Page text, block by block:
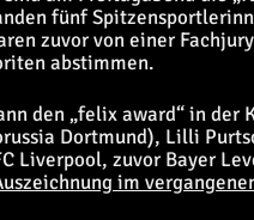
fünf
zuvor von einer
abstimmen.
den „felix award“ in
Dortmund), Lilli
Liverpool, zuvor Bayer
im